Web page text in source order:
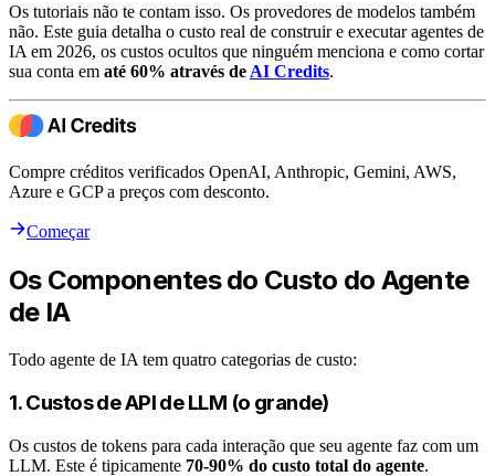
Os tutoriais não te contam isso. Os provedores de modelos também
não. Este guia detalha o custo real de construir e executar agentes de
IA em 2026, os custos ocultos que ninguém menciona e como cortar
sua conta em até 60% através de AI Credits.
Compre créditos verificados OpenAI, Anthropic, Gemini, AWS,
Azure e GCP a preços com desconto.
Começar
Os Componentes do Custo do Agente
de IA
Todo agente de IA tem quatro categorias de custo:
1. Custos de API de LLM (o grande)
Os custos de tokens para cada interação que seu agente faz com um
LLM. Este é tipicamente 70-90% do custo total do agente.